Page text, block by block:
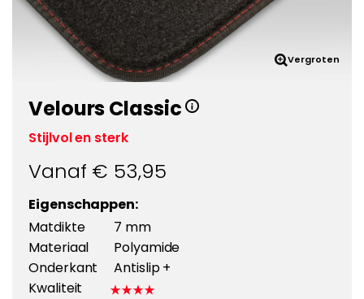
Vergroten
Velours Classic
Stijlvol en sterk
Vanaf € 53,95
Eigenschappen:
Matdikte
7 mm
Materiaal
Polyamide
Onderkant
Antislip +
Kwaliteit